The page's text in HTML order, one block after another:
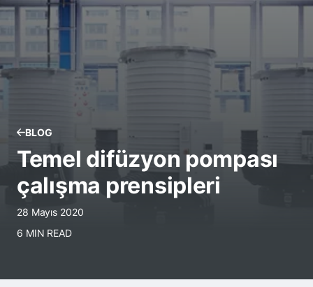
BLOG
Temel difüzyon pompası
çalışma prensipleri
28 Mayıs 2020
6 MIN READ